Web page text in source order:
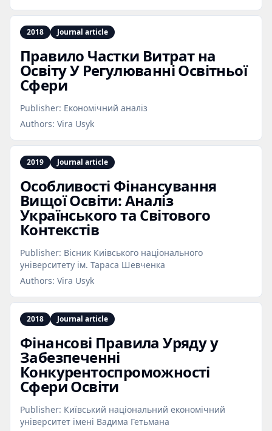
2018 Journal article
Правило Частки Витрат на
Освіту У Регулюванні Освітньої
Сфери
Publisher: Економічний аналіз
Authors: Vira Usyk
2019 Journal article
Особливості Фінансування
Вищої Освіти: Аналіз
Українського та Світового
Контекстів
Publisher: Вісник Киiвського нацiонального
унiверситету iм. Тараса Шевченка
Authors: Vira Usyk
2018 Journal article
Фінансові Правила Уряду у
Забезпеченні
Конкурентоспроможності
Сфери Освіти
Publisher: Київський національний економічний
університет імені Вадима Гетьмана